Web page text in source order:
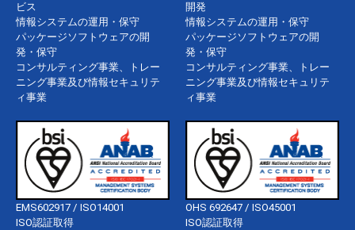
ビス
情報システムの運用・保守
パッケージソフトウェアの開
発・保守
コンサルティング事業、トレー
ニング事業及び情報セキュリテ
ィ事業
開発
情報システムの運用・保守
パッケージソフトウェアの開
発・保守
コンサルティング事業、トレー
ニング事業及び情報セキュリテ
ィ事業
EMS602917 / ISO14001
ISO認証取得
OHS 692647 / ISO45001
ISO認証取得